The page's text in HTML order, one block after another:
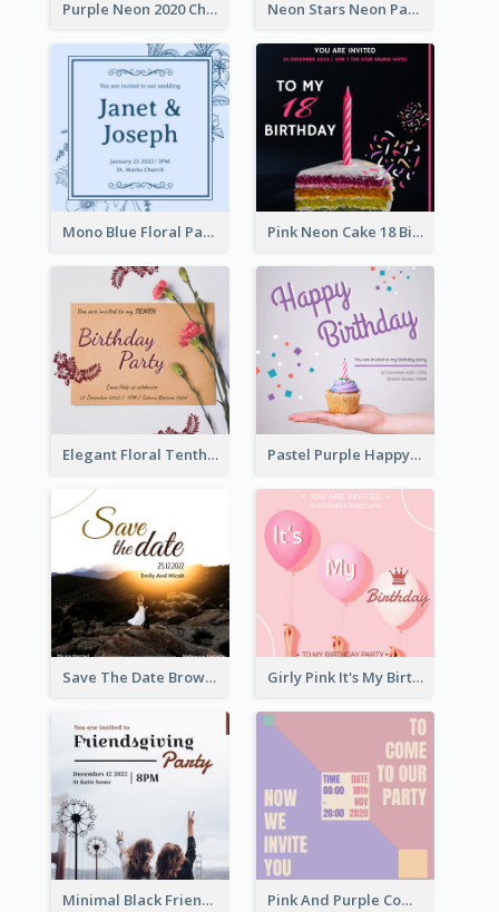
Purple Neon 2020 Christmas Party Invitation Neon Stars Neon Party 2020 Invitation
Mono Blue Floral Pattern Wedding Invitation Pink Neon Cake 18 Birthday Invitation
Elegant Floral Tenth Birthday Party Invitation Pastel Purple Happy Birthday Party Invitation
Save The Date Brown Marriage Invitation Girly Pink It's My Birthday Invitation
Minimal Black Friendsgiving Invitation Pink And Purple Come To our Party Invitation